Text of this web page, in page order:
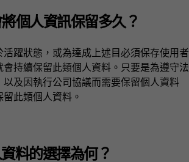
個人資訊保留多久？
活躍狀態，或為達成上述目必須保存使用者
持續保留此類個人資料。只要是為遵守法
及因執行公司協議而需要保留個人資料
此類個人資料。
料的選擇為何？